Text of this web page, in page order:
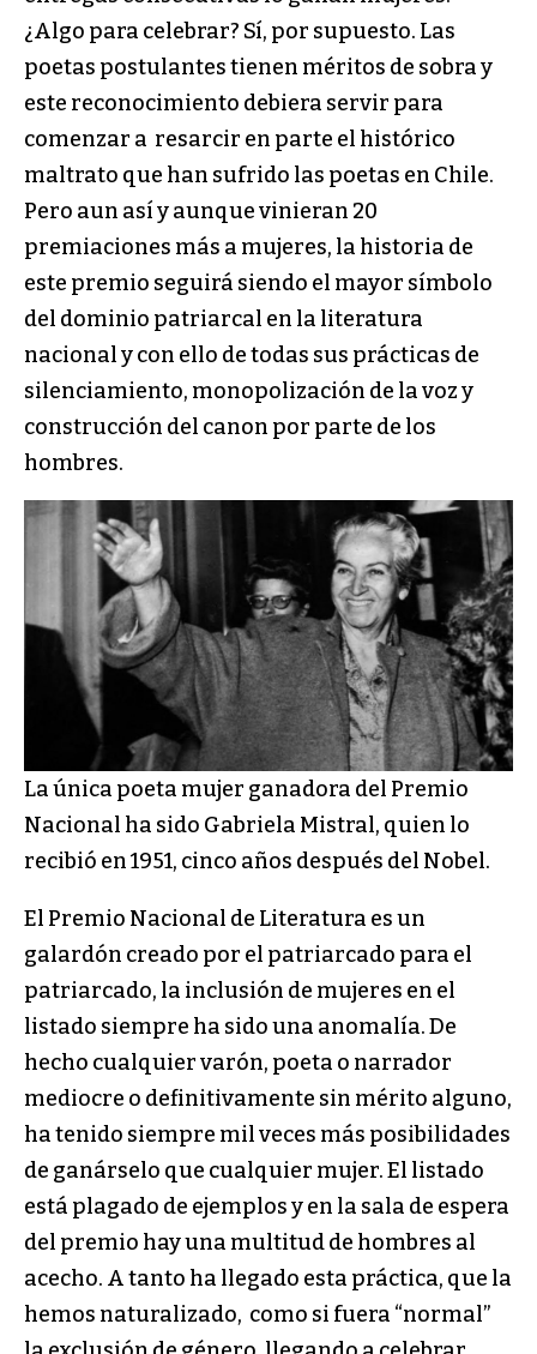
¿Algo para celebrar? Sí, por supuesto. Las
poetas postulantes tienen méritos de sobra y
este reconocimiento debiera servir para
comenzar a resarcir en parte el histórico
maltrato que han sufrido las poetas en Chile.
Pero aun así y aunque vinieran 20
premiaciones más a mujeres, la historia de
este premio seguirá siendo el mayor símbolo
del dominio patriarcal en la literatura
nacional y con ello de todas sus prácticas de
silenciamiento, monopolización de la voz y
construcción del canon por parte de los
hombres.
La única poeta mujer ganadora del Premio
Nacional ha sido Gabriela Mistral, quien lo
recibió en 1951, cinco años después del Nobel.
El Premio Nacional de Literatura es un
galardón creado por el patriarcado para el
patriarcado, la inclusión de mujeres en el
listado siempre ha sido una anomalía. De
hecho cualquier varón, poeta o narrador
mediocre o definitivamente sin mérito alguno,
ha tenido siempre mil veces más posibilidades
de ganárselo que cualquier mujer. El listado
está plagado de ejemplos y en la sala de espera
del premio hay una multitud de hombres al
acecho. A tanto ha llegado esta práctica, que la
hemos naturalizado, como si fuera “normal”